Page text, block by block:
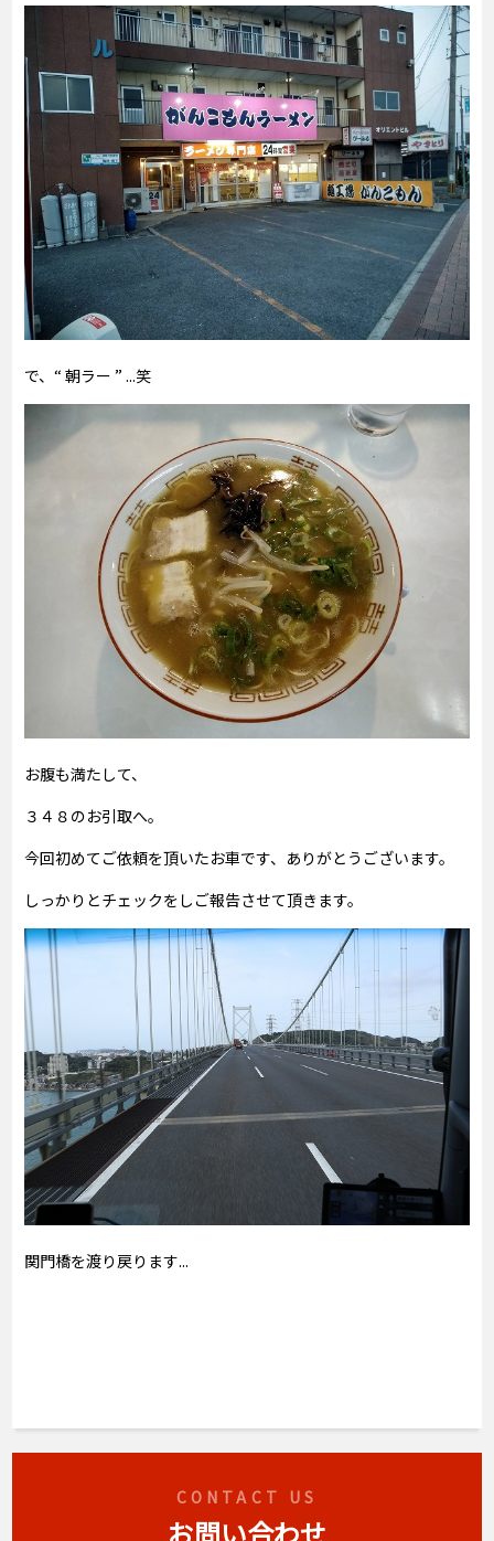
で、“ 朝ラー ” ...笑
お腹も満たして、
３４８のお引取へ。
今回初めてご依頼を頂いたお車です、ありがとうございます。
しっかりとチェックをしご報告させて頂きます。
関門橋を渡り戻ります...
CONTACT US
お問い合わせ